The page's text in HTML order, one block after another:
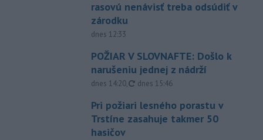
rasovú nenávisť treba odsúdiť v
zárodku
dnes 12:33
POŽIAR V SLOVNAFTE: Došlo k
narušeniu jednej z nádrží
dnes 14:20, aktualizované
dnes 15:46
Pri požiari lesného porastu v
Trstíne zasahuje takmer 50
hasičov